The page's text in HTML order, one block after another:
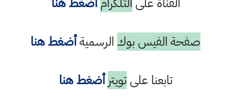
صفحة الفيس بوك الرسميةأضغط هنا
تابعنا علىتويتر أضغط هنا